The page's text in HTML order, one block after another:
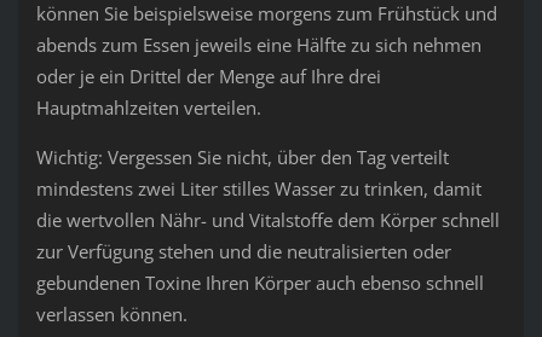
können Sie beispielsweise morgens zum Frühstück und
abends zum Essen jeweils eine Hälfte zu sich nehmen
oder je ein Drittel der Menge auf Ihre drei
Hauptmahlzeiten verteilen.
Wichtig: Vergessen Sie nicht, über den Tag verteilt
mindestens zwei Liter stilles Wasser zu trinken, damit
die wertvollen Nähr- und Vitalstoffe dem Körper schnell
zur Verfügung stehen und die neutralisierten oder
gebundenen Toxine Ihren Körper auch ebenso schnell
verlassen können.